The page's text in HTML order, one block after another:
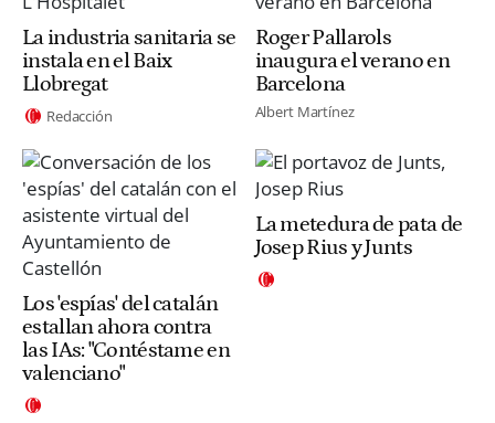
La industria sanitaria se
instala en el Baix
Llobregat
Redacción
Roger Pallarols
inaugura el verano en
Barcelona
Albert Martínez
Los 'espías' del catalán
estallan ahora contra
las IAs: "Contéstame en
valenciano"
La metedura de pata de
Josep Rius y Junts